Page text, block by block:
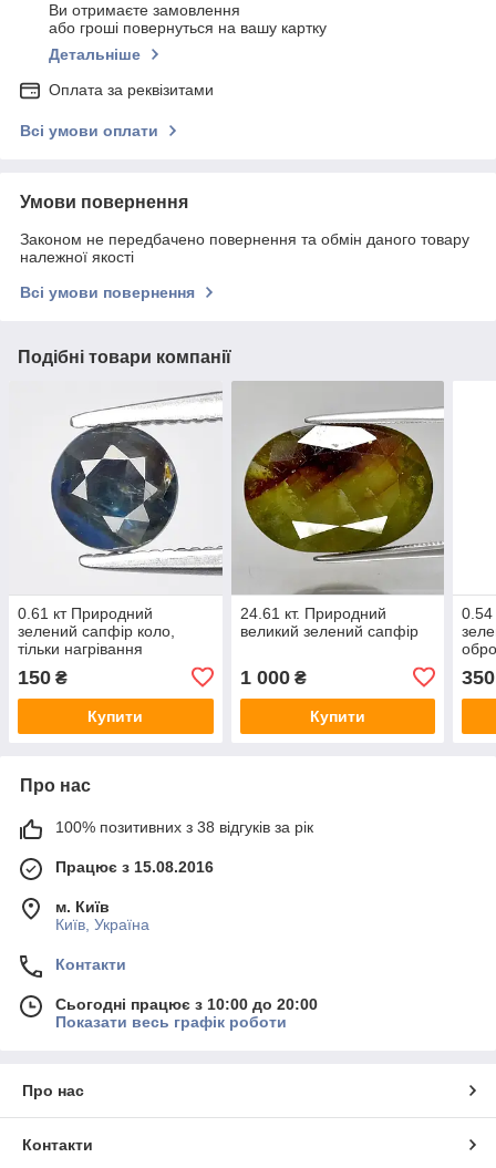
Ви отримаєте замовлення
або гроші повернуться на вашу картку
Детальніше
Оплата за реквізитами
Всі умови оплати
Умови повернення
Законом не передбачено повернення та обмін даного товару
належної якості
Всі умови повернення
Подібні товари компанії
0.61 кт Природний
зелений сапфір коло,
тільки нагрівання
150 ₴
Купити
24.61 кт. Природний
великий зелений сапфір
1 000₴
Купити
0.54
350
Про нас
100% позитивних з 38 відгуків за рік
Працює з 15.08.2016
м. Київ
Київ, Україна
Контакти
Сьогодні працює з 10:00 до 20:00
Показати весь графік роботи
Про нас
Контакти